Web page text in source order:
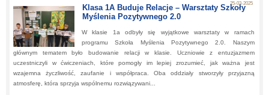
25-03-2025
Klasa 1A Buduje Relacje – Warsztaty Szkoły
Myślenia Pozytywnego 2.0
W klasie 1a odbyły się wyjątkowe warsztaty w ramach
programu Szkoła Myślenia Pozytywnego 2.0. Naszym
głównym tematem było budowanie relacji w klasie. Uczniowie z entuzjazmem
uczestniczyli w ćwiczeniach, które pomogły im lepiej zrozumieć, jak ważna jest
wzajemna życzliwość, zaufanie i współpraca. Oba oddziały stworzyły przyjazną
atmosferę, która sprzyja wspólnemu rozwiązywani...